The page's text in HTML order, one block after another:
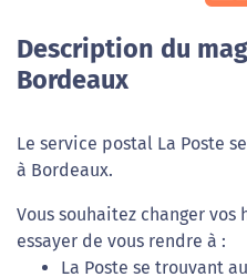
Description du
Bordeaux
Le service postal La Poste se
à Bordeaux.
Vous souhaitez changer vos
essayer de vous rendre à :
La Poste se trouvant au